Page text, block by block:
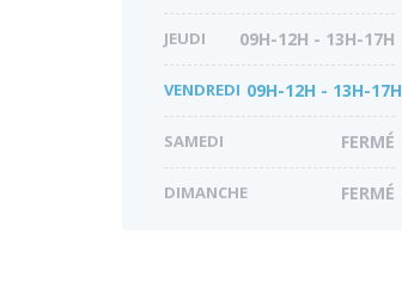
JEUDI 09H-12H - 13H-17H
VENDREDI 09H-12H - 13H-17H
SAMEDI FERMÉ
DIMANCHE FERMÉ